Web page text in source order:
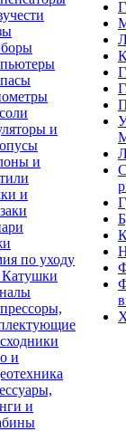
и
и
и
по уходу
и
и